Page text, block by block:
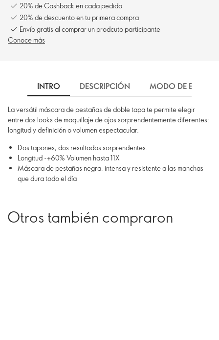
20% de Cashback en cada pedido
20% de descuento en tu primera compra
Envío gratis al comprar un prodcuto participante
Conoce más
INTRO DESCRIPCIÓN MODO DE EMPLEO
La versátil máscara de pestañas de doble tapa te permite elegir
entre dos looks de maquillaje de ojos sorprendentemente diferentes:
longitud y definición o volumen espectacular.
Dos tapones, dos resultados sorprendentes.
Longitud -+60% Volumen hasta 11X
Máscara de pestañas negra, intensa y resistente a las manchas
que dura todo el día
Otros también compraron